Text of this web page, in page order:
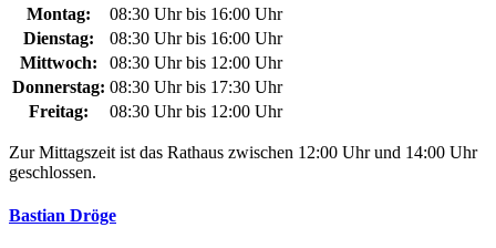
Montag:
08:30 Uhr bis 16:00 Uhr
Dienstag:
08:30 Uhr bis 16:00 Uhr
Mittwoch:
08:30 Uhr bis 12:00 Uhr
Donnerstag: 08:30 Uhr bis 17:30 Uhr
Freitag:
08:30 Uhr bis 12:00 Uhr
Zur Mittagszeit ist das Rathaus zwischen 12:00 Uhr und 14:00 Uhr
geschlossen.
Bastian Dröge